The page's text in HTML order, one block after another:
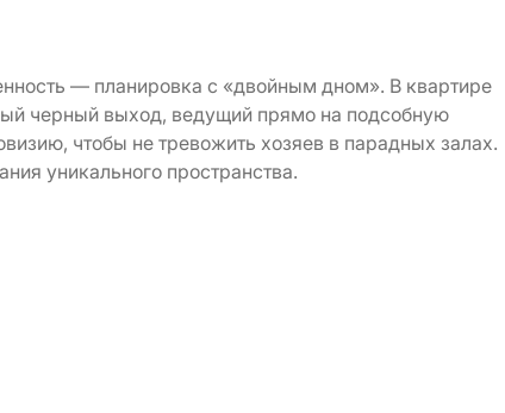
— планировка с «двойным дном». В квартире
черный выход, ведущий прямо на подсобную
чтобы не тревожить хозяев в парадных залах.
уникального пространства.